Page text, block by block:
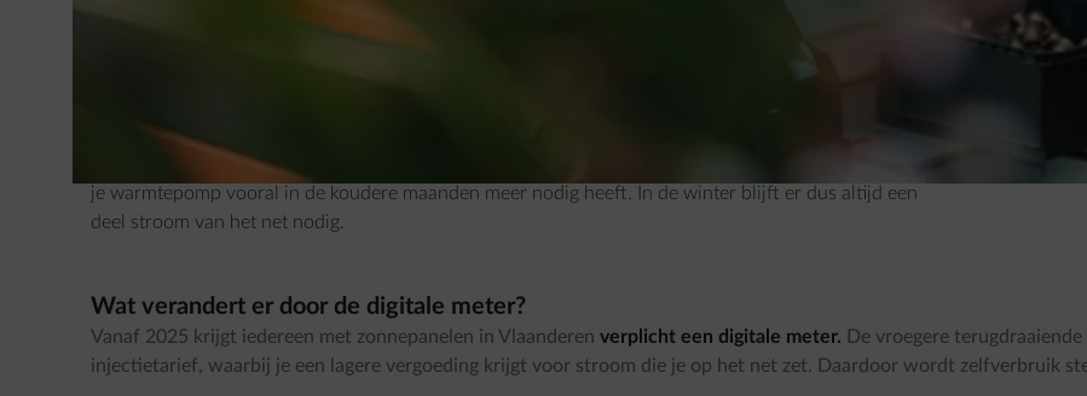
10 tot 15 zonnepanelen
Belangrijk om te weten
je warmtepomp vooral in de koudere maanden meer nodig heeft. In de winter blijft er dus altijd een
deel stroom van het net nodig.
Wat verandert er door de digitale meter?
Vanaf 2025 krijgt iedereen met zonnepanelen in Vlaanderen verplicht een digitale meter. De vroegere
injectietarief, waarbij je een lagere vergoeding krijgt voor stroom die je op het net zet. Daardoor wordt zelfverbruik